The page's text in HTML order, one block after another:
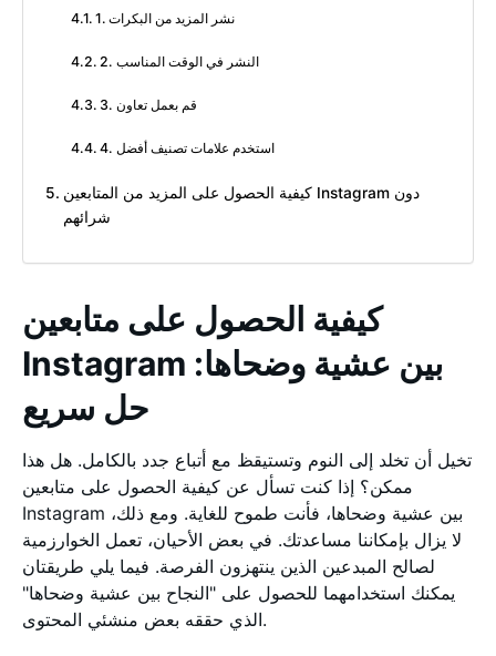
1. نشر المزيد من البكرات
2. النشر في الوقت المناسب
3. قم بعمل تعاون
4. استخدم علامات تصنيف أفضل
كيفية الحصول على المزيد من المتابعين Instagram دون
شرائهم
كيفية الحصول على متابعين
Instagram بين عشية وضحاها:
حل سريع
تخيل أن تخلد إلى النوم وتستيقظ مع أتباع جدد بالكامل. هل هذا
ممكن؟ إذا كنت تسأل عن كيفية الحصول على متابعين
Instagram بين عشية وضحاها، فأنت طموح للغاية. ومع ذلك،
لا يزال بإمكاننا مساعدتك. في بعض الأحيان، تعمل الخوارزمية
لصالح المبدعين الذين ينتهزون الفرصة. فيما يلي طريقتان
يمكنك استخدامهما للحصول على "النجاح بين عشية وضحاها"
الذي حققه بعض منشئي المحتوى.